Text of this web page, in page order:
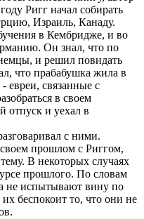
Ригг начал собирать
Израиль, Канаду.
в Кембридже, и во
Он знал, что по
и решил повидать
что прабабушка жила в
евреи, связанные с
в своем
отпуск и уехал в
с ними.
прошлом с Риггом,
В некоторых случаях
прошлого. По словам
не испытывают вину по
беспокоит то, что они не